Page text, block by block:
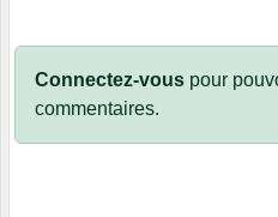
Connectez-vous pour
commentaires.